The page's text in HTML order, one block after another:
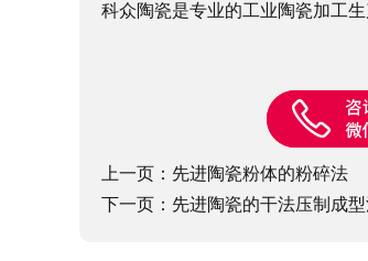
科众陶瓷是专业的工业陶瓷加工
上一页： 先进陶瓷粉体的粉碎法
下一页： 先进陶瓷的干法压制成